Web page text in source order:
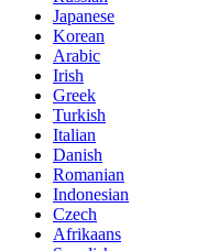
Japanese
Korean
Arabic
Irish
Greek
Turkish
Italian
Danish
Romanian
Indonesian
Czech
Afrikaans